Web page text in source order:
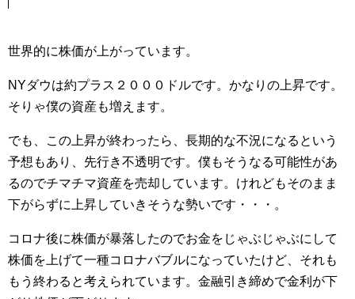
世界的に株価が上がっています。
NYダウは約プラス２０００ドルです。かなりの上昇です。
そりゃ僕の資産も増えます。
でも、この上昇が終わったら、長期的な不況になるという
予想もあり、先行き不透明です。僕もそうなる可能性があ
るのでチマチマ資産を売却しています。けれどもそのまま
下がらずに上昇していきそうな勢いです・・・。
コロナ後に株価が暴落したのでお金をじゃぶじゃぶにして
株価を上げて一種コロナバブルになっていたけど、それも
もう終わると考えられています。金融引き締めで金利が下